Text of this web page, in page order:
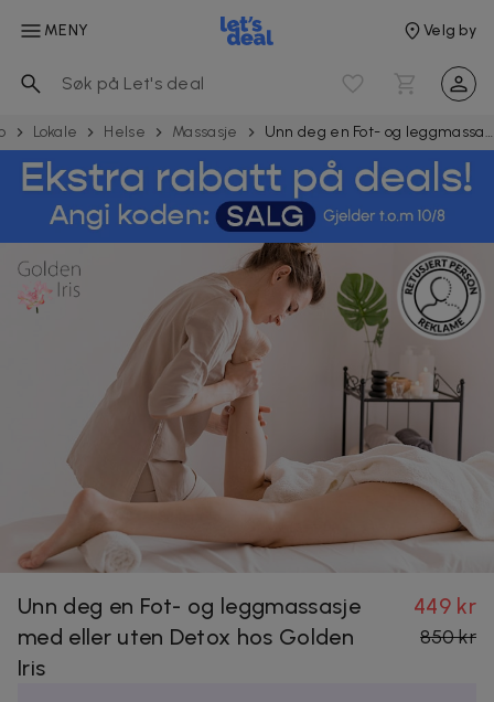
MENY Velg by
Lokale Helse Massasje Unn deg en Fot- og leggmassasje med eller uten Detox hos Golden Iris
Unn deg en Fot- og leggmassasje
med eller uten Detox hos Golden
Iris
449 kr
850 kr